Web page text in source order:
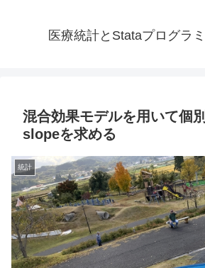
医療統計とStataプログラ
混合効果モデルを用いて個
slopeを求める
統計